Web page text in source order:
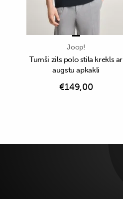
Joop!
Tumši zils polo stila krekls ar
augstu apkakli
€149,00